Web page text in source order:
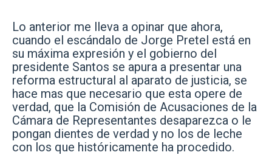
Lo anterior me lleva a opinar que ahora,
cuando el escándalo de Jorge Pretel está en
su máxima expresión y el gobierno del
presidente Santos se apura a presentar una
reforma estructural al aparato de justicia, se
hace mas que necesario que esta opere de
verdad, que la Comisión de Acusaciones de la
Cámara de Representantes desaparezca o le
pongan dientes de verdad y no los de leche
con los que históricamente ha procedido.